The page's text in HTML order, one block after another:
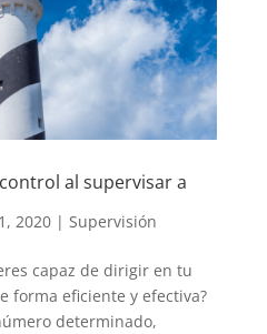
al supervisar a
2020| Supervisión
capaz de dirigir en tu
forma eficiente y efectiva?
determinado,